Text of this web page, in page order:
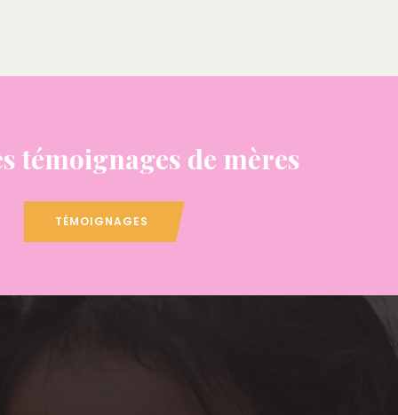
témoignages de mères
TÉMOIGNAGES